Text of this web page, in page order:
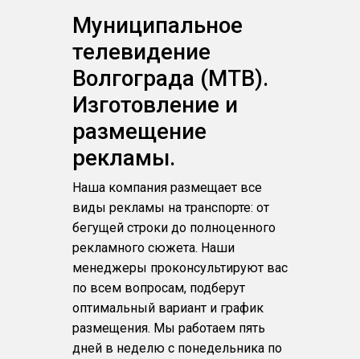
Муниципальное
телевидение
Волгограда (МТВ).
Изготовление и
размещение
рекламы.
Наша компания размещает все
виды рекламы на транспорте: от
бегущей строки до полноценного
рекламного сюжета. Наши
менеджеры проконсультируют вас
по всем вопросам, подберут
оптимальный вариант и график
размещения. Мы работаем пять
дней в неделю с понедельника по